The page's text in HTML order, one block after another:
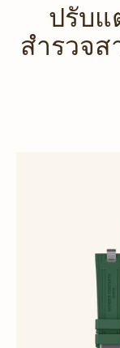
ปรับ
สำรวจ